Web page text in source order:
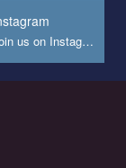
канал YouTube
Join us on Instagram